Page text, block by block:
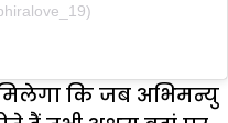
कि जब अभिमन्यु